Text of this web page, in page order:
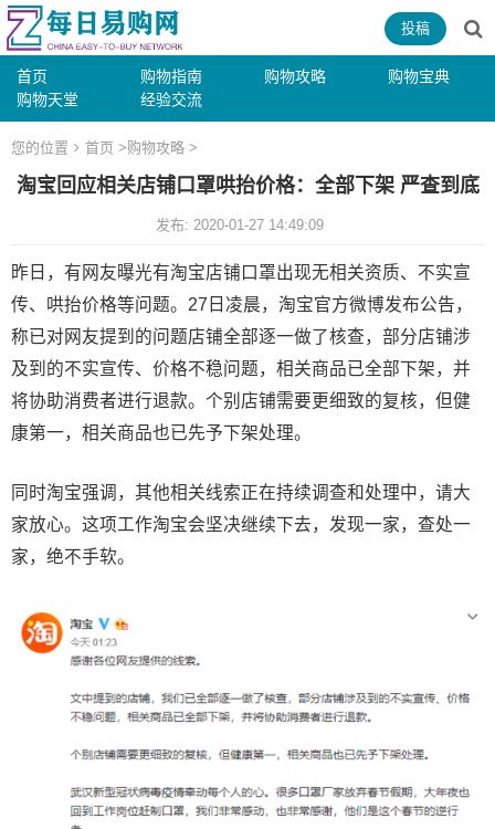
首页 购物指南 购物攻略
购物宝典
购物天堂
经验交流
投稿
您的位置 首页 >购物攻略 >
淘宝回应相关店铺口罩哄抬价格：全部下架 严查到底
发布: 2020-01-27 14:49:09
昨日，有网友曝光有淘宝店铺口罩出现无相关资质、不实宣
传、哄抬价格等问题。27日凌晨，淘宝官方微博发布公告，
称已对网友提到的问题店铺全部逐一做了核查，部分店铺涉
及到的不实宣传、价格不稳问题，相关商品已全部下架，并
将协助消费者进行退款。个别店铺需要更细致的复核，但健
康第一，相关商品也已先予下架处理。
同时淘宝强调，其他相关线索正在持续调查和处理中，请大
家放心。这项工作淘宝会坚决继续下去，发现一家，查处一
家，绝不手软。